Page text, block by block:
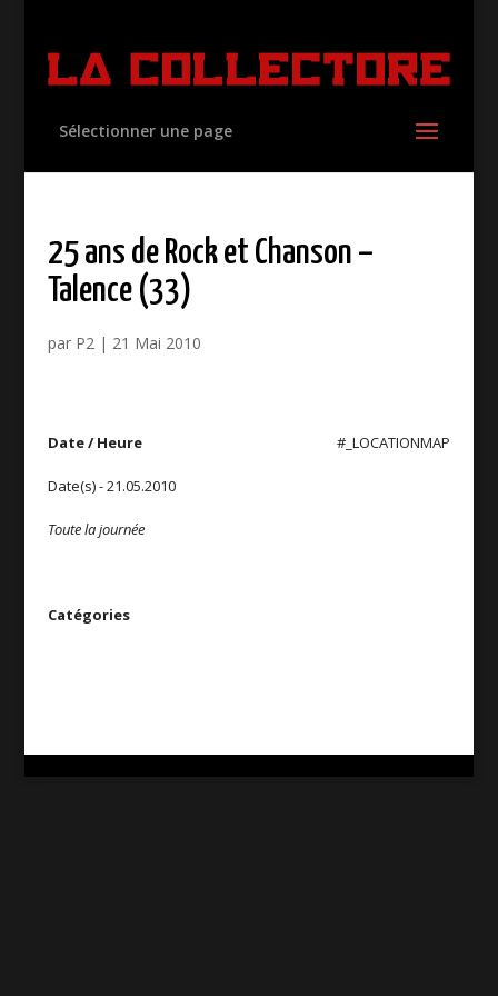
Sélectionner une page
25 ans de Rock et Chanson –
Talence (33)
par P2| 21 Mai 2010
#_LOCATIONMAP
Date / Heure
Date(s) - 21.05.2010
Toute la journée
Catégories